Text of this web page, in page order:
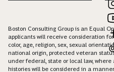
Boston Consulting Group is an Equal
applicants will receive consideration
color, age, religion, sex, sexual
national origin, protected veteran
under federal, state or local law,
histories will be considered in a